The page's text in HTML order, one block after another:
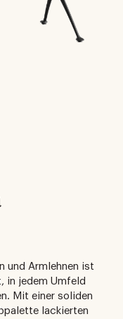
und Armlehnen ist
in jedem Umfeld
Mit einer soliden
lackierten